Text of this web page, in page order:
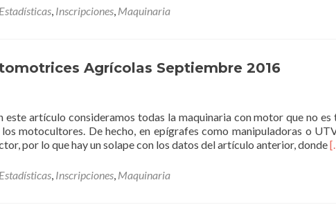
Estadísticas, Inscripciones, Maquinaria
Agrícolas Septiembre 2016
este artículo consideramos todas la maquinaria con motor que no
motocultores. De hecho, en epígrafes como manipuladoras o
por lo que hay un solape con los datos del artículo anterior, donde
Estadísticas, Inscripciones, Maquinaria